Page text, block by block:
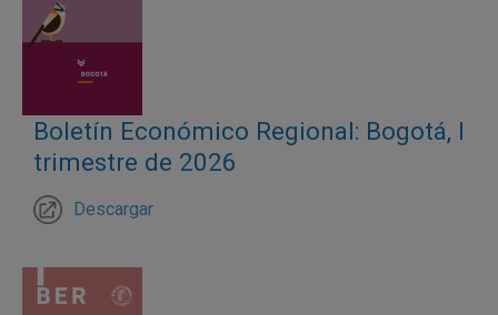
Boletín Económico Regional: Bogotá, I
trimestre de 2026
Descargar